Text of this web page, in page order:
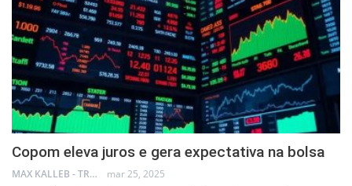
Copom eleva juros e gera expectativa na bolsa
MAX KALLEB - TRADER mar 25, 2025